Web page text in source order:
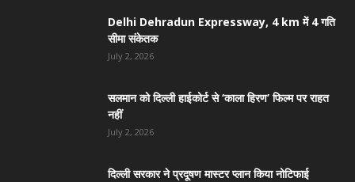
Delhi Dehradun Expressway, 4 km में 4 गति
सीमा संकेतक
July 2, 2026
सलमान को दिल्ली हाईकोर्ट से ‘काला हिरण’ फिल्म पर राहत
नहीं
July 2, 2026
दिल्ली सरकार ने प्रदूषण मास्टर प्लान किया नोटिफाई